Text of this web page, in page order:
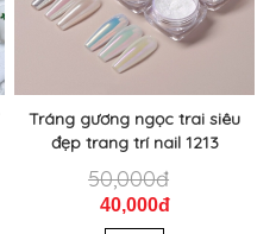
Tráng gương ngọc trai siêu
đẹp trang trí nail 1213
50,000đ
40,000đ